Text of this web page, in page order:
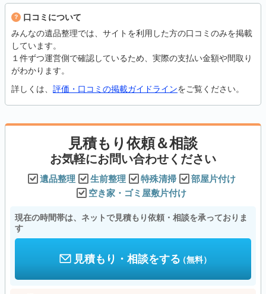
口コミについて
みんなの遺品整理では、サイトを利用した方の口コミのみを掲載
しています。
１件ずつ運営側で確認しているため、実際の支払い金額や間取り
がわかります。
詳しくは、 評価・口コミの掲載ガイドラインをご覧ください。
見積もり依頼＆相談
お気軽にお問い合わせください
遺品整理 生前整理 特殊清掃
部屋片付け
空き家・ゴミ屋敷片付け
現在の時間帯は、ネットで見積もり依頼・相談を承っておりま
す
見積もり・相談をする（無料）